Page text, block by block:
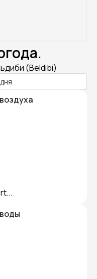
(Beldibi)